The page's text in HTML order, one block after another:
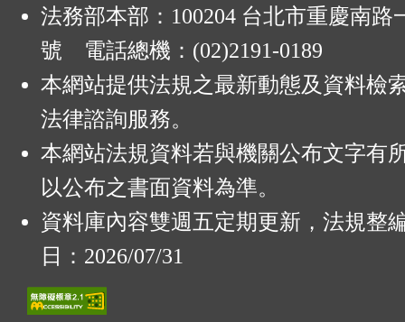
法務部本部：100204 台北市重慶南路
號 電話總機：(02)2191-0189
本網站提供法規之最新動態及資料檢
法律諮詢服務。
本網站法規資料若與機關公布文字有
以公布之書面資料為準。
資料庫內容雙週五定期更新，法規整
日：2026/07/31